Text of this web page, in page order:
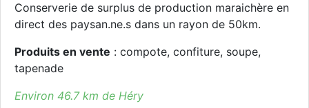
Conserverie de surplus de production maraichère en
direct des paysan.ne.s dans un rayon de 50km.
Produits en vente : compote, confiture, soupe,
tapenade
Environ 46.7 km de Héry